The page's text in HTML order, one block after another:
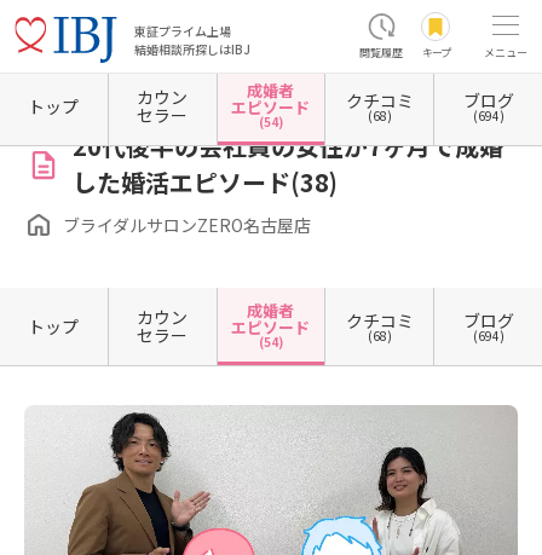
東証プライム上場
結婚相談所探しはIBJ
閲覧履歴 キープ メニュー
ホーム 愛知県の結婚相談所 愛知県名古屋市 愛知県名古屋市中区 愛知県名古屋市中
20代後半の会社員の女性が7ヶ月で成婚
した婚活エピソード(38)
ブライダルサロンZERO名古屋店
トップ カウン
セラー
成婚者
エピソード
(54)
クチコミ
(68)
ブログ
(694)
トップ カウン
セラー
成婚者
エピソード
(54)
クチコミ
(68)
ブログ
(694)